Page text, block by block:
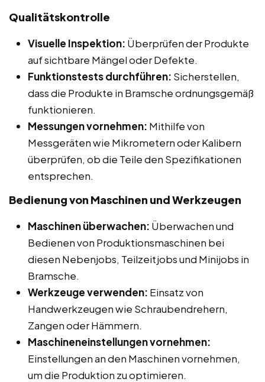
Qualitätskontrolle
Visuelle Inspektion: Überprüfen der Produkte
auf sichtbare Mängel oder Defekte.
Funktionstests durchführen: Sicherstellen,
dass die Produkte in Bramsche ordnungsgemäß
funktionieren.
Messungen vornehmen: Mithilfe von
Messgeräten wie Mikrometern oder Kalibern
überprüfen, ob die Teile den Spezifikationen
entsprechen.
Bedienung von Maschinen und Werkzeugen
Maschinen überwachen: Überwachen und
Bedienen von Produktionsmaschinen bei
diesen Nebenjobs, Teilzeitjobs und Minijobs in
Bramsche.
Werkzeuge verwenden: Einsatz von
Handwerkzeugen wie Schraubendrehern,
Zangen oder Hämmern.
Maschineneinstellungen vornehmen:
Einstellungen an den Maschinen vornehmen,
um die Produktion zu optimieren.